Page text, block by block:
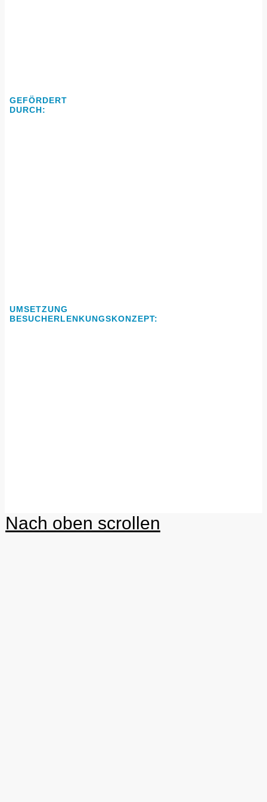
GEFÖRDERT
DURCH:
UMSETZUNG
BESUCHERLENKUNGSKONZEPT:
Nach oben scrollen